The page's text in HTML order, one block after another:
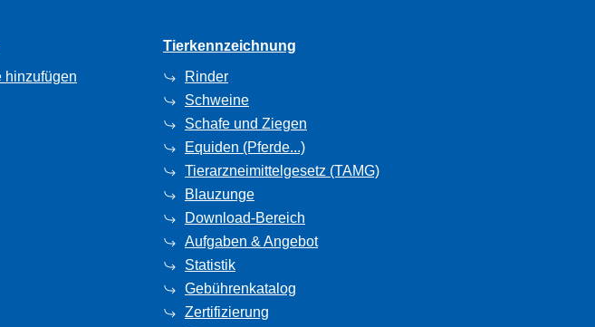
hinzufügen
Tierkennzeichnung
Rinder
Schweine
Schafe und Ziegen
Equiden (Pferde...)
Tierarzneimittelgesetz (TAMG)
Blauzunge
Download-Bereich
Aufgaben & Angebot
Statistik
Gebührenkatalog
Zertifizierung